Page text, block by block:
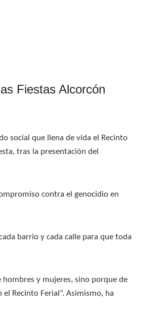
Fiestas Alcorcón
social que llena de vida el Recinto
tras la presentación del
contra el genocidio en
barrio y cada calle para que toda
y mujeres, sino porque de
Recinto Ferial”. Asimismo, ha